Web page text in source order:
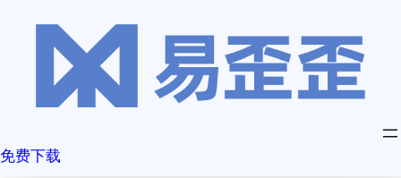
免费下载